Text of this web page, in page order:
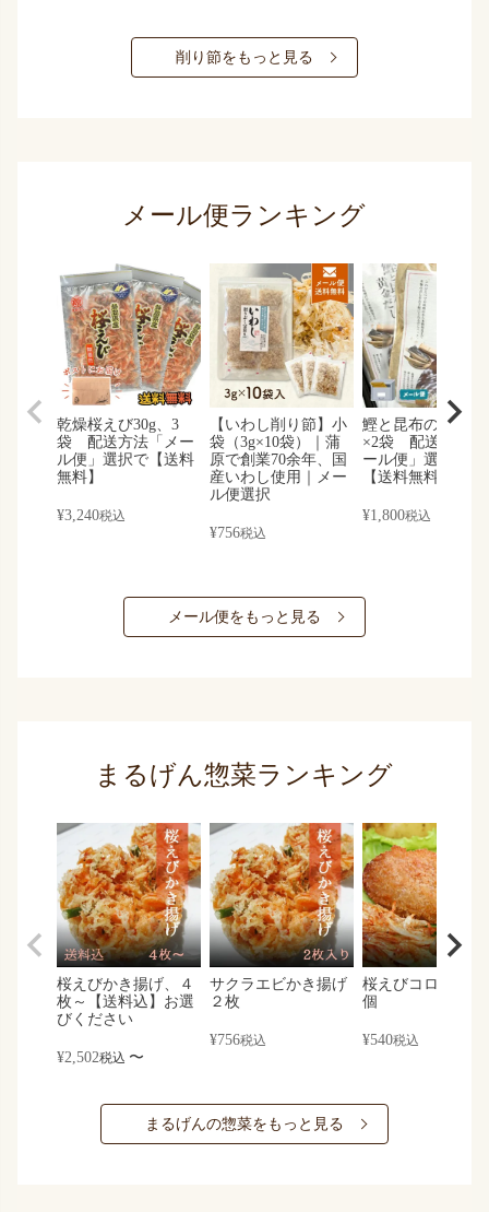
削り節をもっと見る
メール便ランキング
乾燥桜えび30g、3
袋 配送方法「メー
ル便」選択で【送料
無料】
¥3,240税込
【いわし削り節】小
袋（3g×10袋）｜蒲
原で創業70余年、国
産いわし使用｜メー
ル便選択
¥756税込
鰹と昆布の黄金だ
×2袋 配送方法「
ール便」選択する
【送料無料】
¥1,800税込
メール便をもっと見る
まるげん惣菜ランキング
桜えびかき揚げ、４
枚～【送料込】お選
びください
¥2,502税込 〜
サクラエビかき揚げ
２枚
¥756税込
桜えびコロッケ×
個
¥540税込
まるげんの惣菜をもっと見る